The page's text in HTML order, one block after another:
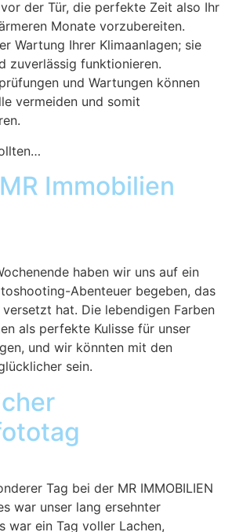
der Tür, die perfekte Zeit also Ihr
Monate vorzubereiten.
Wartung Ihrer Klimaanlagen; sie
zuverlässig funktionieren.
und Wartungen können
vermeiden und somit
Immobilien
haben wir uns auf ein
Abenteuer begeben, das
versetzt hat. Die lebendigen Farben
als perfekte Kulisse für unser
und wir könnten mit den
sein.
Tag bei der MR IMMOBILIEN
war unser lang ersehnter
war ein Tag voller Lachen,